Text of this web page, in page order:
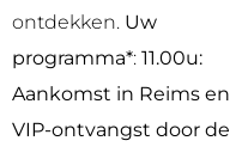
ontdekken. Uw
programma*: 11.00u:
Aankomst in Reims en
VIP-ontvangst door de